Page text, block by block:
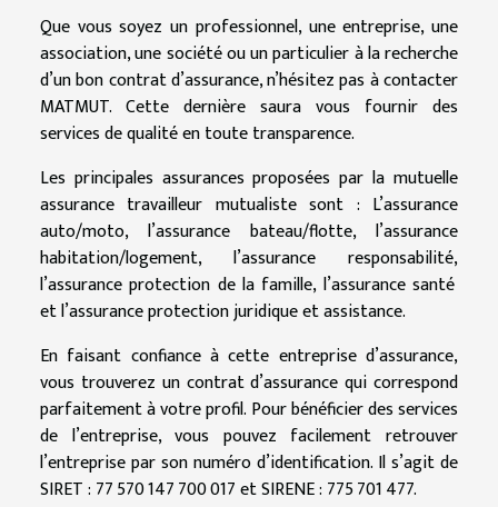
Que vous soyez un professionnel, une entreprise, une
association, une société ou un particulier à la recherche
d’un bon contrat d’assurance, n’hésitez pas à contacter
MATMUT. Cette dernière saura vous fournir des
services de qualité en toute transparence.
Les principales assurances proposées par la mutuelle
assurance travailleur mutualiste sont : L’assurance
auto/moto, l’assurance bateau/flotte, l’assurance
habitation/logement, l’assurance responsabilité,
l’assurance protection de la famille, l’assurance santé
et l’assurance protection juridique et assistance.
En faisant confiance à cette entreprise d’assurance,
vous trouverez un contrat d’assurance qui correspond
parfaitement à votre profil. Pour bénéficier des services
de l’entreprise, vous pouvez facilement retrouver
l’entreprise par son numéro d’identification. Il s’agit de
SIRET : 77 570 147 700 017 et SIRENE : 775 701 477.